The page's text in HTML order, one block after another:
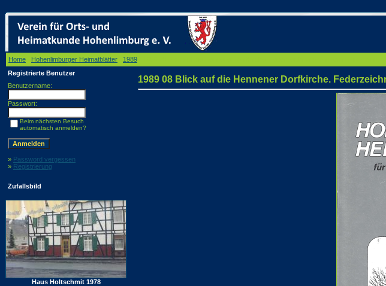
Home Hohenlimburger Heimatblätter 1989
Registrierte Benutzer
Benutzername:
Passwort:
Beim nächsten Besuch
automatisch anmelden?
» Password vergessen
» Registrierung
Zufallsbild
Haus Holtschmit 1978
1989 08 Blick auf die Hennener Dorfkirche.